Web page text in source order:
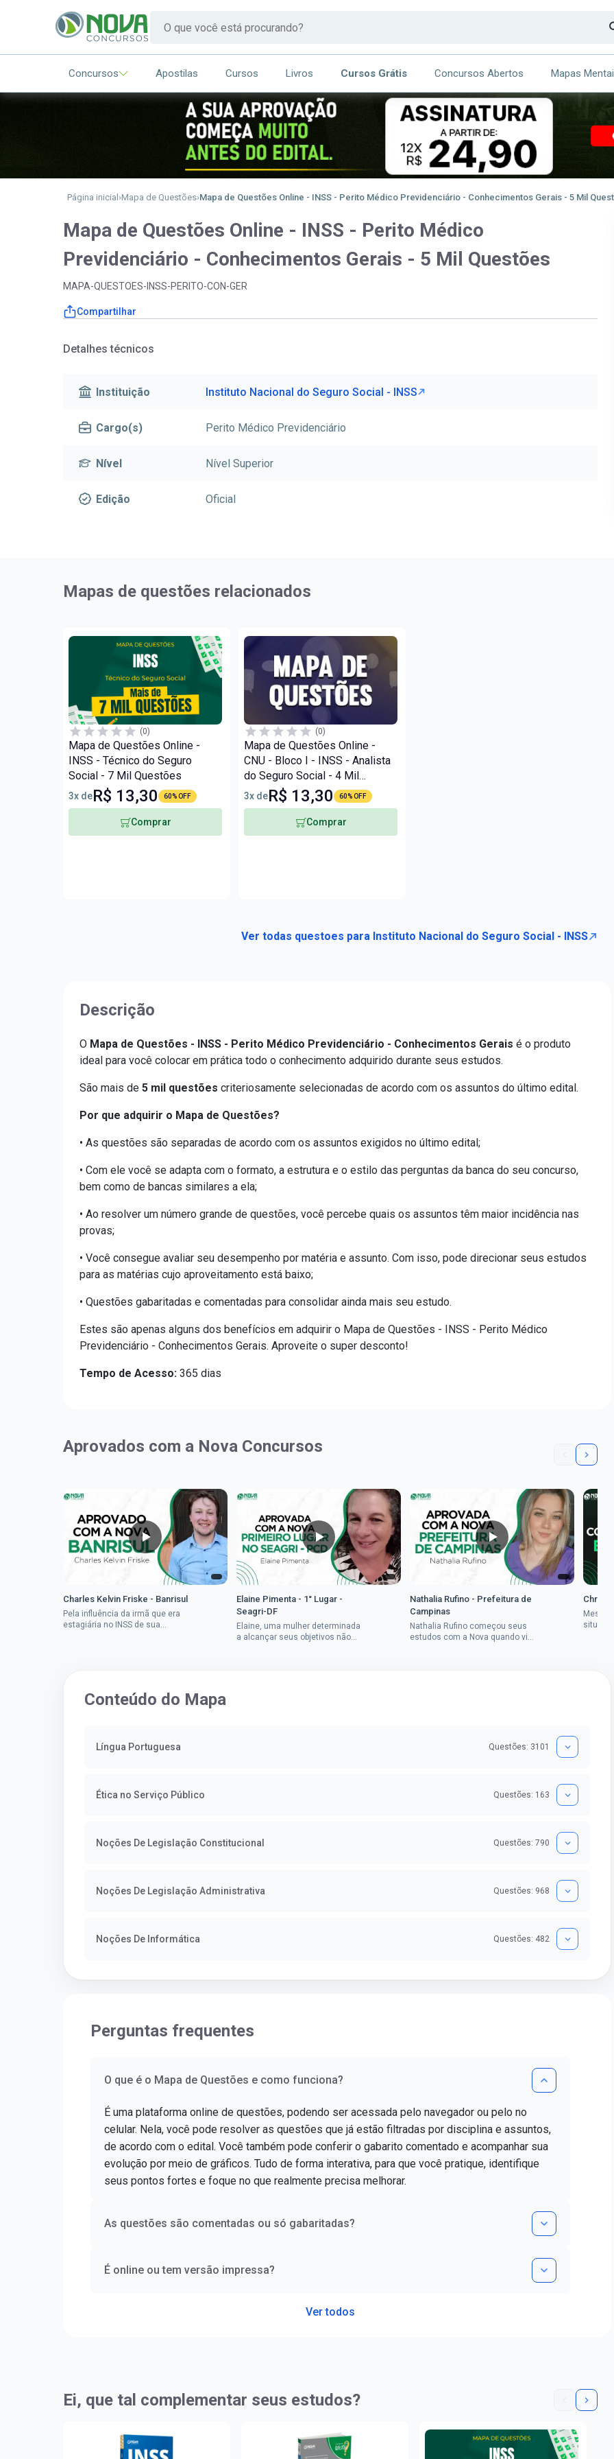
Concursos Apostilas Cursos Livros Cursos Grátis Concursos Abertos Mapas
Página inicial Mapa de Questões Mapa de Questões Online - INSS - Perito Médico Previdenciário - Conhecimentos Gerais - 5 Mil
Mapa de Questões Online - INSS - Perito Médico
Previdenciário - Conhecimentos Gerais - 5 Mil Questões
MAPA-QUESTOES-INSS-PERITO-CON-GER
Compartilhar
Detalhes técnicos
Instituição Instituto Nacional do Seguro Social - INSS
Cargo(s) Perito Médico Previdenciário
Nível Nível Superior
Edição Oficial
Mapas de questões relacionados
(0)
Mapa de Questões Online -
INSS - Técnico do Seguro
Social - 7 Mil Questões
3x deR$ 13,30 60% OFF
Comprar
(0)
Mapa de Questões Online -
CNU - Bloco I - INSS - Analista
do Seguro Social - 4 Mil
Questões
3x deR$ 13,30 60% OFF
Comprar
Ver todas questoes para Instituto Nacional do Seguro Social - INSS
Descrição
O Mapa de Questões - INSS - Perito Médico Previdenciário - Conhecimentos Gerais é o produto
ideal para você colocar em prática todo o conhecimento adquirido durante seus estudos.
São mais de 5 mil questões criteriosamente selecionadas de acordo com os assuntos do último edital.
Por que adquirir o Mapa de Questões?
• As questões são separadas de acordo com os assuntos exigidos no último edital;
• Com ele você se adapta com o formato, a estrutura e o estilo das perguntas da banca do seu concurso,
bem como de bancas similares a ela;
• Ao resolver um número grande de questões, você percebe quais os assuntos têm maior incidência nas
provas;
• Você consegue avaliar seu desempenho por matéria e assunto. Com isso, pode direcionar seus estudos
para as matérias cujo aproveitamento está baixo;
• Questões gabaritadas e comentadas para consolidar ainda mais seu estudo.
Estes são apenas alguns dos benefícios em adquirir o Mapa de Questões - INSS - Perito Médico
Previdenciário - Conhecimentos Gerais. Aproveite o super desconto!
Tempo de Acesso: 365 dias
Aprovados com a Nova Concursos
Charles Kelvin Friske - Banrisul
Pela influência da irmã que era
estagiária no INSS de sua
Elaine Pimenta - 1° Lugar -
Seagri-DF
Elaine, uma mulher determinada
a alcançar seus objetivos não
Nathalia Rufino - Prefeitura de
Campinas
Nathalia Rufino começou seus
estudos com a Nova quando viu
Mesmo
Conteúdo do Mapa
Língua Portuguesa Questões: 3101
Ética no Serviço Público Questões: 163
Noções De Legislação Constitucional Questões: 790
Noções De Legislação Administrativa Questões: 968
Noções De Informática Questões: 482
Perguntas frequentes
O que é o Mapa de Questões e como funciona?
É uma plataforma online de questões, podendo ser acessada pelo navegador ou pelo no
celular. Nela, você pode resolver as questões que já estão filtradas por disciplina e assuntos,
de acordo com o edital. Você também pode conferir o gabarito comentado e acompanhar sua
evolução por meio de gráficos. Tudo de forma interativa, para que você pratique, identifique
seus pontos fortes e foque no que realmente precisa melhorar.
As questões são comentadas ou só gabaritadas?
É online ou tem versão impressa?
Ver todos
Ei, que tal complementar seus estudos?